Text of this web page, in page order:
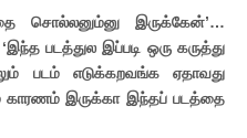
சொல்லனும்னு இருக்கேன்’…
படத்துல இப்படி ஒரு கருத்து
படம் எடுக்கறவங்க ஏதாவது
காரணம் இருக்கா இந்தப் படத்தை